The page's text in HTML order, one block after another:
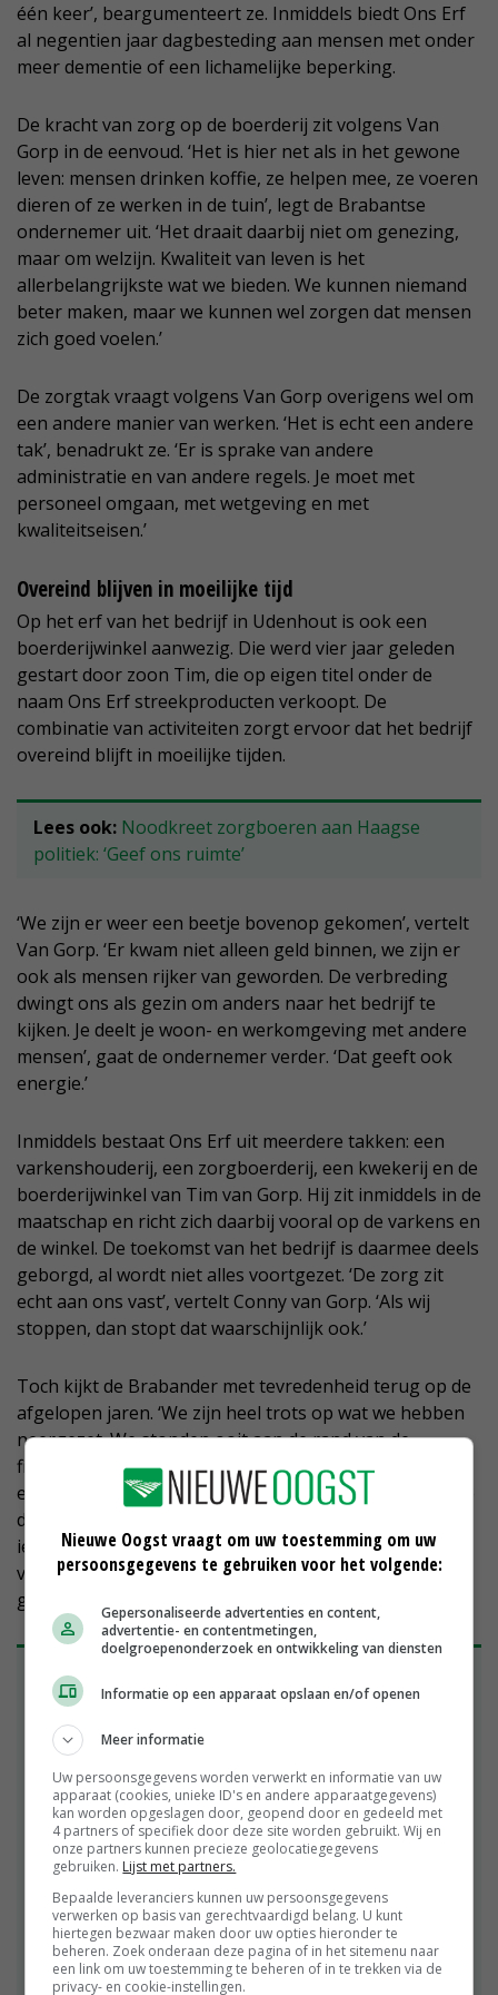
één keer’, beargumenteert ze. Inmiddels biedt Ons Erf
al negentien jaar dagbesteding aan mensen met onder
meer dementie of een lichamelijke beperking.
De kracht van zorg op de boerderij zit volgens Van
Gorp in de eenvoud. ‘Het is hier net als in het gewone
leven: mensen drinken koffie, ze helpen mee, ze voeren
dieren of ze werken in de tuin’, legt de Brabantse
ondernemer uit. ‘Het draait daarbij niet om genezing,
maar om welzijn. Kwaliteit van leven is het
allerbelangrijkste wat we bieden. We kunnen niemand
beter maken, maar we kunnen wel zorgen dat mensen
zich goed voelen.’
De zorgtak vraagt volgens Van Gorp overigens wel om
een andere manier van werken. ‘Het is echt een andere
tak’, benadrukt ze. ‘Er is sprake van andere
administratie en van andere regels. Je moet met
personeel omgaan, met wetgeving en met
kwaliteitseisen.’
Overeind blijven in moeilijke tijd
Op het erf van het bedrijf in Udenhout is ook een
boerderijwinkel aanwezig. Die werd vier jaar geleden
gestart door zoon Tim, die op eigen titel onder de
naam Ons Erf streekproducten verkoopt. De
combinatie van activiteiten zorgt ervoor dat het bedrijf
overeind blijft in moeilijke tijden.
Lees ook: Noodkreet zorgboeren aan Haagse
politiek: ‘Geef ons ruimte’
‘We zijn er weer een beetje bovenop gekomen’, vertelt
Van Gorp. ‘Er kwam niet alleen geld binnen, we zijn er
ook als mensen rijker van geworden. De verbreding
dwingt ons als gezin om anders naar het bedrijf te
kijken. Je deelt je woon- en werkomgeving met andere
mensen’, gaat de ondernemer verder. ‘Dat geeft ook
energie.’
Inmiddels bestaat Ons Erf uit meerdere takken: een
varkenshouderij, een zorgboerderij, een kwekerij en de
boerderijwinkel van Tim van Gorp. Hij zit inmiddels in de
maatschap en richt zich daarbij vooral op de varkens en
de winkel. De toekomst van het bedrijf is daarmee deels
geborgd, al wordt niet alles voortgezet. ‘De zorg zit
echt aan ons vast’, vertelt Conny van Gorp. ‘Als wij
stoppen, dan stopt dat waarschijnlijk ook.’
Toch kijkt de Brabander met tevredenheid terug op de
afgelopen jaren. ‘We zijn heel trots op wat we hebben
neergezet. We stonden ooit aan de rand van de
financiële afgrond; en kijk waar we nu staan’, zegt ze
enthousiast. Die ontwikkeling is volgens haar vooral te
danken aan de bereidheid om kansen te grijpen. ‘Als er
iets voorbijkomt, moet je het zien en durven doen. En
vergeet daarbij niet om samen te blijven werken als
gezin’, besluit ze.
Zorglandbouw is van pionierswerk uitgegroeid
tot professionele sector
De zorgboerderij van Ons Erf ontstond in een
periode waarin zorglandbouw nog in de
kinderschoenen stond. Volgens Conny van Gorp
konden agrariërs destijds stap voor stap groeien in
het systeem. ‘Ik heb daarin mee mogen groeien’,
vertelt de eigenaar van de boerderij. Tegenwoordig
ligt de lat hoger. Nieuwe zorgboeren moeten vanaf
de start voldoen aan uitgebreide eisen op het
gebied van onder meer kwaliteit, veiligheid en
organisatie.
Nieuwe Oogst vraagt om uw toestemming om uw
persoonsgegevens te gebruiken voor het volgende:
Gepersonaliseerde advertenties en content,
advertentie- en contentmetingen,
doelgroepenonderzoek en ontwikkeling van diensten
Informatie op een apparaat opslaan en/of openen
Meer informatie
Uw persoonsgegevens worden verwerkt en informatie van uw
apparaat (cookies, unieke ID's en andere apparaatgegevens)
kan worden opgeslagen door, geopend door en gedeeld met
4 partners of specifiek door deze site worden gebruikt. Wij en
onze partners kunnen precieze geolocatiegegevens
gebruiken. Lijst met partners.
Bepaalde leveranciers kunnen uw persoonsgegevens
verwerken op basis van gerechtvaardigd belang. U kunt
hiertegen bezwaar maken door uw opties hieronder te
beheren. Zoek onderaan deze pagina of in het sitemenu naar
een link om uw toestemming te beheren of in te trekken via de
privacy- en cookie-instellingen.